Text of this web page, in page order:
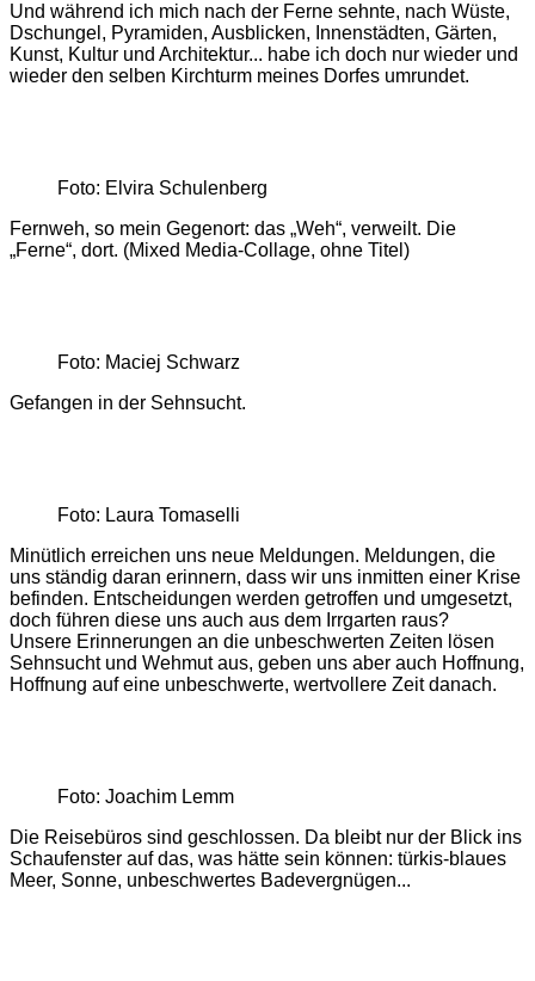
Und während ich mich nach der Ferne sehnte, nach Wüste,
Dschungel, Pyramiden, Ausblicken, Innenstädten, Gärten,
Kunst, Kultur und Architektur... habe ich doch nur wieder und
wieder den selben Kirchturm meines Dorfes umrundet.
Foto: Elvira Schulenberg
Fernweh, so mein Gegenort: das „Weh“, verweilt. Die
„Ferne“, dort. (Mixed Media-Collage, ohne Titel)
Foto: Maciej Schwarz
Gefangen in der Sehnsucht.
Foto: Laura Tomaselli
Minütlich erreichen uns neue Meldungen. Meldungen, die
uns ständig daran erinnern, dass wir uns inmitten einer Krise
befinden. Entscheidungen werden getroffen und umgesetzt,
doch führen diese uns auch aus dem Irrgarten raus?
Unsere Erinnerungen an die unbeschwerten Zeiten lösen
Sehnsucht und Wehmut aus, geben uns aber auch Hoffnung,
Hoffnung auf eine unbeschwerte, wertvollere Zeit danach.
Foto: Joachim Lemm
Die Reisebüros sind geschlossen. Da bleibt nur der Blick ins
Schaufenster auf das, was hätte sein können: türkis-blaues
Meer, Sonne, unbeschwertes Badevergnügen...